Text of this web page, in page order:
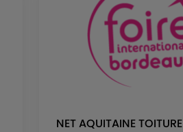
NET AQUITAINE TOITURE